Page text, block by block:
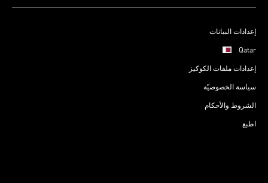
إعدادات البيانات
Qatar
إعدادات ملفات الكوكيز
سياسة الخصوصيّة
الشروط والأحكام
اطبع